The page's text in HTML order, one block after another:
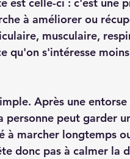
à améliorer ou
musculaire,
qu'on s'intéresse
Après une
personne peut garder
à marcher longtemps
donc pas à calmer la